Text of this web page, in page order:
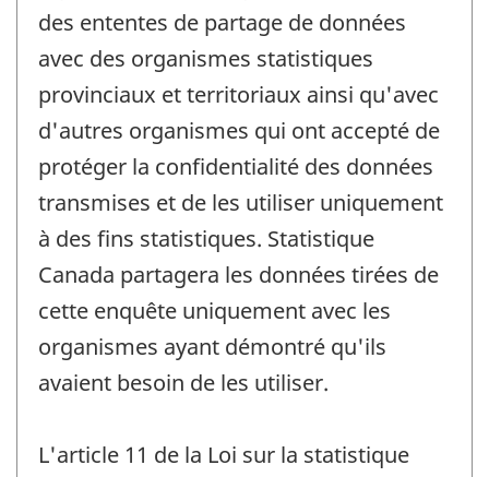
des ententes de partage de données
avec des organismes statistiques
provinciaux et territoriaux ainsi qu'avec
d'autres organismes qui ont accepté de
protéger la confidentialité des données
transmises et de les utiliser uniquement
à des fins statistiques. Statistique
Canada partagera les données tirées de
cette enquête uniquement avec les
organismes ayant démontré qu'ils
avaient besoin de les utiliser.
L'article 11 de la Loi sur la statistique